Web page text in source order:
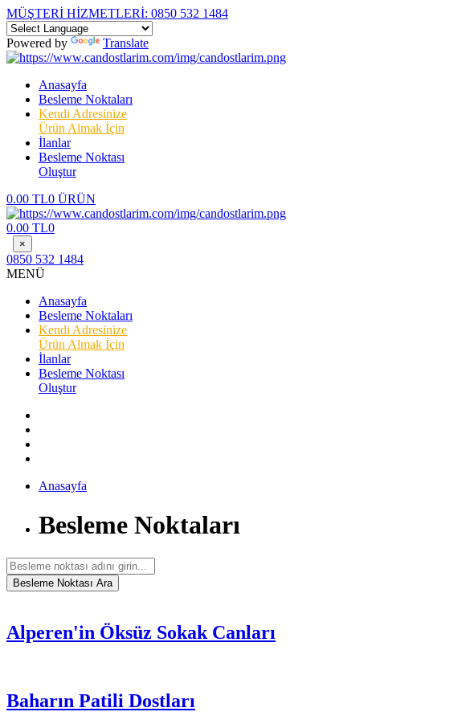
MÜŞTERİ HİZMETLERİ: 0850 532 1484
Powered by Translate
Anasayfa
Besleme Noktaları
Kendi Adresinize
Ürün Almak İçin
İlanlar
Besleme Noktası
Oluştur
0.00 TL0 ÜRÜN
0.00 TL0
×
0850 532 1484
MENÜ
Anasayfa
Besleme Noktaları
Kendi Adresinize
Ürün Almak İçin
İlanlar
Besleme Noktası
Oluştur
Anasayfa
Besleme Noktaları
Alperen'in Öksüz Sokak Canları
Baharın Patili Dostları